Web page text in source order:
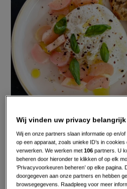
Gepubliceerd op:
30-04-26
Bewerkt op:
30-04-2026
Wij vinden uw privacy belangrijk
Wij en onze partners slaan informatie op en/
op een apparaat, zoals unieke ID’s in
verwerken. We werken met106 partners. U
beheren door hieronder te klikken of op elk
‘Privacyvoorkeuren beheren’ op elke pagina.
doorgegeven aan onze partners en hebben
browsegegevens. Raadpleeg voor meer